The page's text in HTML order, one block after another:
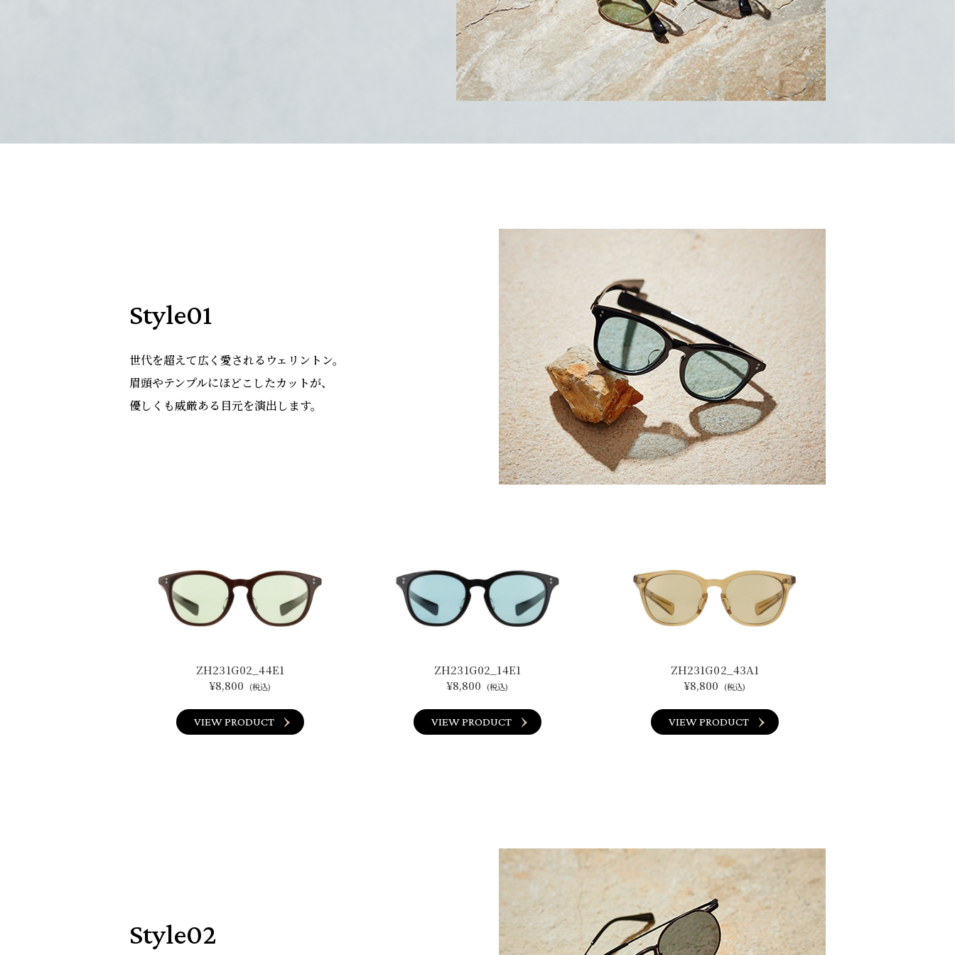
Style01
世代を超えて広く愛されるウェリントン。
眉頭やテンプルにほどこしたカットが、
優しくも威厳ある目元を演出します。
ZH231G02_44E1
¥8,800 (税込)
VIEW PRODUCT
ZH231G02_14E1
¥8,800 (税込)
VIEW PRODUCT
ZH231G02_43A1
¥8,800 (税込)
VIEW PRODUCT
Style02